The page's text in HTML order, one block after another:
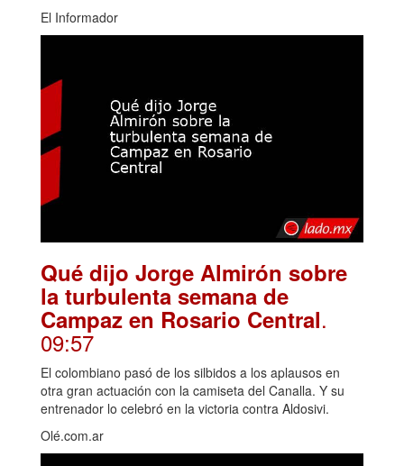
El Informador
Qué dijo Jorge Almirón sobre
la turbulenta semana de
Campaz en Rosario Central.
09:57
El colombiano pasó de los silbidos a los aplausos en
otra gran actuación con la camiseta del Canalla. Y su
entrenador lo celebró en la victoria contra Aldosivi.
Olé.com.ar